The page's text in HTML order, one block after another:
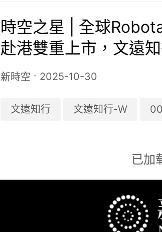
時空之星 | 全球
赴港雙重上市，文遠知
壁壘”與出海藍圖​
新時空 · 2025-10-30
文遠知行 文遠知行-W
已加